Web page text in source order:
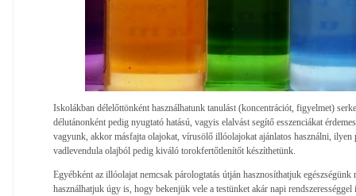
Iskolákban délelőttönként használhatunk tanulást (koncentrációt, figyelmet)
délutánonként pedig nyugtató hatású, vagyis elalvást segítő esszenciákat
vagyunk, akkor másfajta olajokat, vírusölő illóolajokat ajánlatos használni, ilyen
vadlevendula olajból pedig kiváló torokfertőtlenítőt készíthetünk.
Egyébként az illóolajat nemcsak párologtatás útján hasznosíthatjuk egészségünk
használhatjuk úgy is, hogy bekenjük vele a testünket akár napi